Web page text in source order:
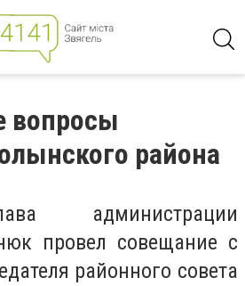
вопросы
района
администрации
провел совещание с
районного совета